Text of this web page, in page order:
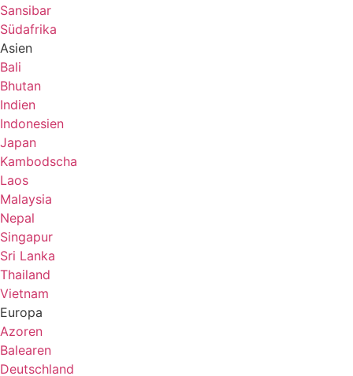
Sansibar
Südafrika
Asien
Bali
Bhutan
Indien
Indonesien
Japan
Kambodscha
Laos
Malaysia
Nepal
Singapur
Sri Lanka
Thailand
Vietnam
Europa
Azoren
Balearen
Deutschland